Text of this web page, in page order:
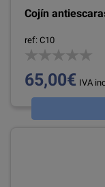
Cojín
ref: C10
65,00€ IVA